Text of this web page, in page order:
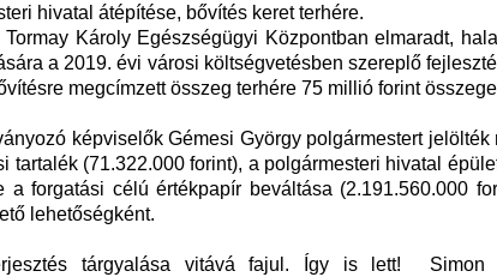
hivatal átépítése, bővítés keret terhére.
Károly Egészségügyi Központban elmaradt,
a 2019. évi városi költségvetésben szereplő
megcímzett összeg terhére 75 millió forint
képviselők Gémesi György polgármestert jelölték
tartalék (71.322.000 forint), a polgármesteri hivatal
a forgatási célú értékpapír beváltása (2.191.560.000
lehetőségként.
tárgyalása vitává fajul. Így is lett! Simon